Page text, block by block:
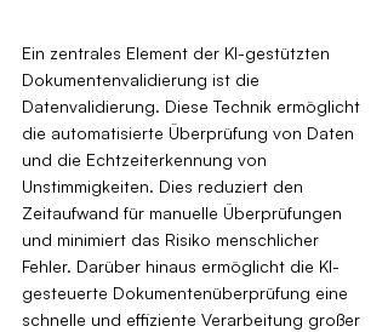
Ein zentrales Element der KI-gestützten
Dokumentenvalidierung ist die
Datenvalidierung. Diese Technik ermöglicht
die automatisierte Überprüfung von Daten
und die Echtzeiterkennung von
Unstimmigkeiten. Dies reduziert den
Zeitaufwand für manuelle Überprüfungen
und minimiert das Risiko menschlicher
Fehler. Darüber hinaus ermöglicht die KI-
gesteuerte Dokumentenüberprüfung eine
schnelle und effiziente Verarbeitung großer